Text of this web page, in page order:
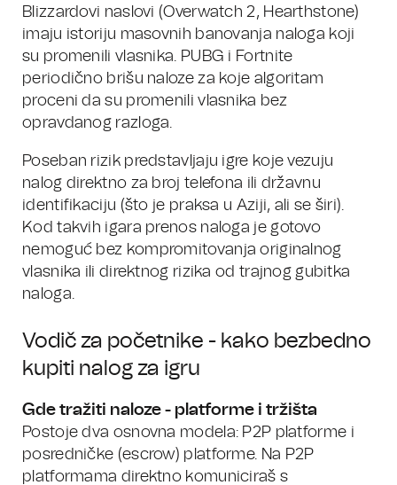
Blizzardovi naslovi (Overwatch 2, Hearthstone)
imaju istoriju masovnih banovanja naloga koji
su promenili vlasnika. PUBG i Fortnite
periodično brišu naloze za koje algoritam
proceni da su promenili vlasnika bez
opravdanog razloga.
Poseban rizik predstavljaju igre koje vezuju
nalog direktno za broj telefona ili državnu
identifikaciju (što je praksa u Aziji, ali se širi).
Kod takvih igara prenos naloga je gotovo
nemoguć bez kompromitovanja originalnog
vlasnika ili direktnog rizika od trajnog gubitka
naloga.
Vodič za početnike - kako bezbedno
kupiti nalog za igru
Gde tražiti naloze - platforme i tržišta
Postoje dva osnovna modela: P2P platforme i
posredničke (escrow) platforme. Na P2P
platformama direktno komuniciraš s